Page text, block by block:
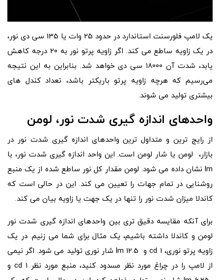
یک لامپ فلورسنت استاندارد در حدود 25 وات یا 135 سی دی نور،
در یک زاویه ساطع می کند. اگر زاویه پرتو نور به 20 درجه کاهش
یابد، شدت آن 18000 سی دی خواهد شد. بنابراین به این نتیجه
می‌رسیم که هرچه زاویه پرتو باریکتر باشد، تعداد کندل های
بیشتری تولید می شوند.
واحدهای اندازه گیری شدت نور، لومن
از رایج ترین و متداول ترین واحدهای اندازه گیری شدت نور در
بازار، لومن یا شار لومن است. این واحد اندازه گیری شدت نور، با
lm نشان داده می شود. لومن مقدار کل نور ساطع شده از یک منبع
روشنایی در تمام جهات را تعیین می کند. این در حالی است که
کاندلا میزان شدت نور را تنها در یک جهت یا زاویه بیان می کند.
برای آنکه مقایسه دقیق تری بین واحدهای اندازه گیری شدت نور
لومن و کاندلا داشته باشیم، یک مثال برای شما می زنیم. در یک
زاویه پرتو نوری، 1 cd و 12.5 lm شار نوری تولید می شود. اگر نیمی
از لامپ را در چراغ مورد نظر مسدود کنید، منبع مورد نظر 1 cd و